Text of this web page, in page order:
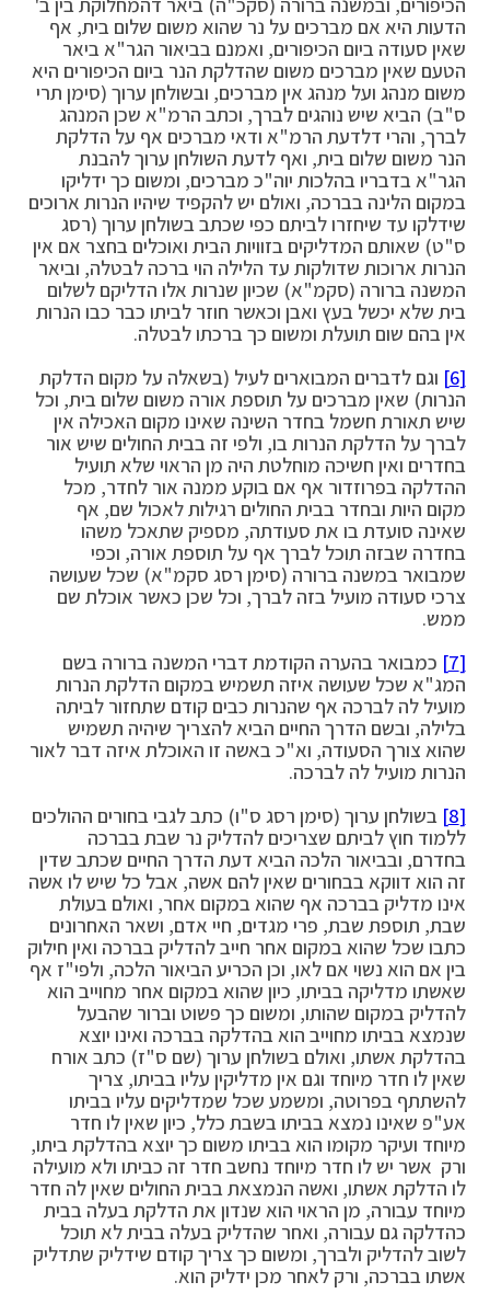
הדעות היא אם מברכים על נר שהוא משום שלום בית, אף
שאין סעודה ביום הכיפורים, ואמנם בביאור הגר"א ביאר
הטעם שאין מברכים משום שהדלקת הנר ביום הכיפורים היא
משום מנהג ועל מנהג אין מברכים, ובשולחן ערוך (סימן תרי
ס"ב) הביא שיש נוהגים לברך, וכתב הרמ"א שכן המנהג
לברך, והרי דלדעת הרמ"א ודאי מברכים אף על הדלקת
הנר משום שלום בית, ואף לדעת השולחן ערוך להבנת
הגר"א בדבריו בהלכות יוה"כ מברכים, ומשום כך ידליקו
במקום הלינה בברכה, ואולם יש להקפיד שיהיו הנרות ארוכים
שידלקו עד שיחזרו לביתם כפי שכתב בשולחן ערוך (רסג
ס"ט) שאותם המדליקים בזוויות הבית ואוכלים בחצר אם אין
הנרות ארוכות שדולקות עד הלילה הוי ברכה לבטלה, וביאר
המשנה ברורה (סקמ"א) שכיון שנרות אלו הדליקם לשלום
בית שלא יכשל בעץ ואבן וכאשר חוזר לביתו כבר כבו הנרות
אין בהם שום תועלת ומשום כך ברכתו לבטלה.
[6]
וגם לדברים המבוארים לעיל (בשאלה על מקום הדלקת
הנרות) שאין מברכים על תוספת אורה משום שלום בית, וכל
שיש תאורת חשמל בחדר השינה שאינו מקום האכילה אין
לברך על הדלקת הנרות בו, ולפי זה בבית החולים שיש אור
בחדרים ואין חשיכה מוחלטת היה מן הראוי שלא תועיל
ההדלקה בפרוזדור אף אם בוקע ממנה אור לחדר, מכל
מקום היות ובחדר בבית החולים רגילות לאכול שם, אף
שאינה סועדת בו את סעודתה, מספיק שתאכל משהו
בחדרה שבזה תוכל לברך אף על תוספת אורה, וכפי
שמבואר במשנה ברורה (סימן רסג סקמ"א) שכל שעושה
צרכי סעודה מועיל בזה לברך, וכל שכן כאשר אוכלת שם
ממש.
[7]
כמבואר בהערה הקודמת דברי המשנה ברורה בשם
המג"א שכל שעושה איזה תשמיש במקום הדלקת הנרות
מועיל לה לברכה אף שהנרות כבים קודם שתחזור לביתה
בלילה, ובשם הדרך החיים הביא להצריך שיהיה תשמיש
שהוא צורך הסעודה, וא"כ באשה זו האוכלת איזה דבר לאור
הנרות מועיל לה לברכה.
[8]
בשולחן ערוך (סימן רסג ס"ו) כתב לגבי בחורים ההולכים
ללמוד חוץ לביתם שצריכים להדליק נר שבת בברכה
בחדרם, ובביאור הלכה הביא דעת הדרך החיים שכתב שדין
זה הוא דווקא בבחורים שאין להם אשה, אבל כל שיש לו אשה
אינו מדליק בברכה אף שהוא במקום אחר, ואולם בעולת
שבת, תוספת שבת, פרי מגדים, חיי אדם, ושאר האחרונים
כתבו שכל שהוא במקום אחר חייב להדליק בברכה ואין חילוק
בין אם הוא נשוי אם לאו, וכן הכריע הביאור הלכה, ולפי"ז אף
שאשתו מדליקה בביתו, כיון שהוא במקום אחר מחוייב הוא
להדליק במקום שהותו, ומשום כך פשוט וברור שהבעל
שנמצא בביתו מחוייב הוא בהדלקה בברכה ואינו יוצא
בהדלקת אשתו, ואולם בשולחן ערוך (שם ס"ז) כתב אורח
שאין לו חדר מיוחד וגם אין מדליקין עליו בביתו, צריך
להשתתף בפרוטה, ומשמע שכל שמדליקים עליו בביתו
אע"פ שאינו נמצא בביתו בשבת כלל, כיון שאין לו חדר
מיוחד ועיקר מקומו הוא בביתו משום כך יוצא בהדלקת ביתו,
ורק אשר יש לו חדר מיוחד נחשב חדר זה כביתו ולא מועילה
לו הדלקת אשתו, ואשה הנמצאת בבית החולים שאין לה חדר
מיוחד עבורה, מן הראוי הוא שנדון את הדלקת בעלה בבית
כהדלקה גם עבורה, ואחר שהדליק בעלה בבית לא תוכל
לשוב להדליק ולברך, ומשום כך צריך קודם שידליק שתדליק
אשתו בברכה, ורק לאחר מכן ידליק הוא.